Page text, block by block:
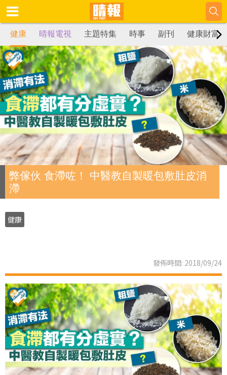
健康 晴報電視 主題特集 時事 副刊 健康財富
弊傢伙 食滯咗！ 中醫教自製暖包敷肚皮消
滯
健康
發佈時間: 2018/09/24